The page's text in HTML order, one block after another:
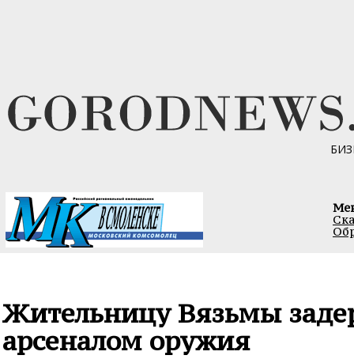
Жительницу Вязьмы
арсеналом оружия